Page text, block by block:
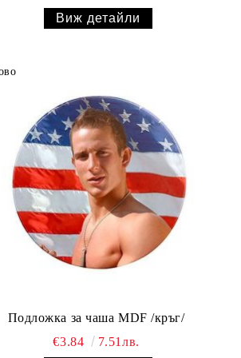
Виж детайли
Подложка за чаша MDF /кръг/
€3.84
7.51лв.